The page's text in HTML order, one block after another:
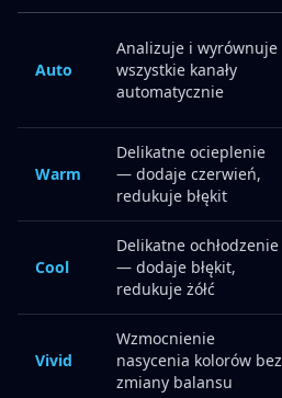
Auto
Analizuje i wyrównuje
wszystkie kanały
automatycznie
Warm
Delikatne ocieplenie
— dodaje czerwień,
redukuje błękit
Cool
Delikatne ochłodzenie
— dodaje błękit,
redukuje żółć
Vivid
Wzmocnienie
nasycenia kolorów bez
zmiany balansu